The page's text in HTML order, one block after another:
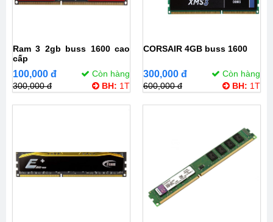
Ram 3 2gb buss 1600 cao
cấp
100,000 đ
Còn hàng
300,000 đ
BH: 1T
CORSAIR 4GB buss 1600
300,000 đ
Còn hàng
600,000 đ
BH: 1T